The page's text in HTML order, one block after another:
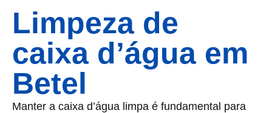
Limpeza de
caixa d’água em
Betel
Manter a caixa d’água limpa é fundamental para